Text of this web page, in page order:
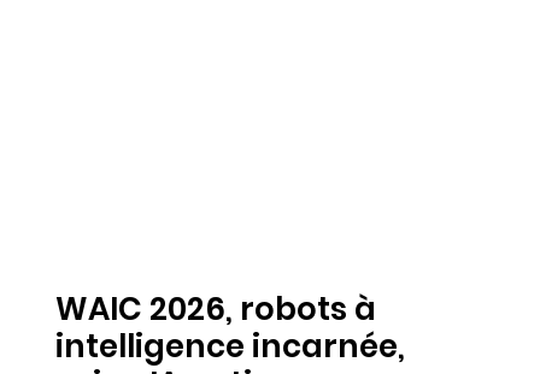
WAIC 2026, robots à
intelligence incarnée,